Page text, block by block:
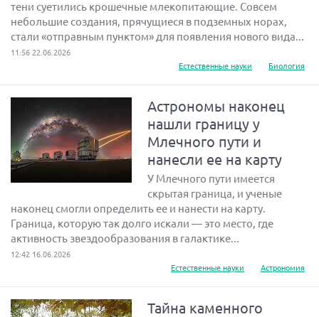
тени суетились крошечные млекопитающие. Совсем
небольшие создания, прячущиеся в подземных норах,
стали «отправным пунктом» для появления нового вида...
11:56 22.06.2026
Естественные науки
Биология
Астрономы наконец
нашли границу у
Млечного пути и
нанесли ее на карту
У Млечного пути имеется
скрытая граница, и ученые
наконец смогли определить ее и нанести на карту.
Граница, которую так долго искали — это место, где
активность звездообразования в галактике...
12:42 16.06.2026
Естественные науки
Астрономия
Тайна каменного